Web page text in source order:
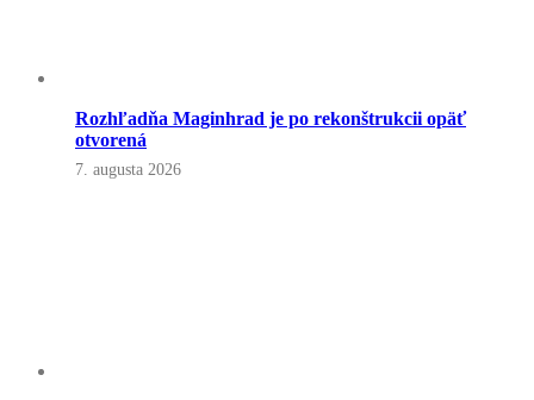
Rozhľadňa Maginhrad je po rekonštrukcii opäť
otvorená
7. augusta 2026